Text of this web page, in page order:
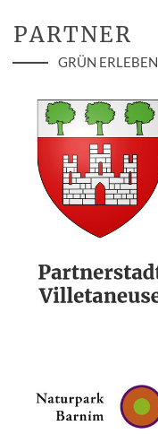
PARTNER
GRÜN ERLEBEN